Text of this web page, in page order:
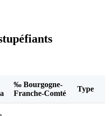
‰ Bourgogne-
Franche-Comté
Type